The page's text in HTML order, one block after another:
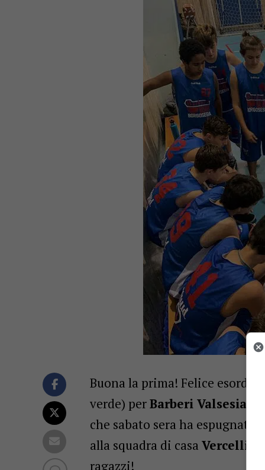
Buona la prima! Felice esordio
verde) perBarberi Valsesia
che sabato sera ha espugnato
alla squadra di casa Vercelli
ragazzi!